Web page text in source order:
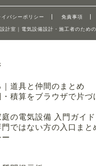
イバシーポリシー 免責事項
室｜電気設備設計・施工者のための
道具と仲間のまとめ
積算をブラウザで片づ
の電気設備 入門ガイド
ではない方の入口まと